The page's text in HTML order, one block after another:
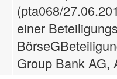
(pta068/
einer
Group Bank AG,